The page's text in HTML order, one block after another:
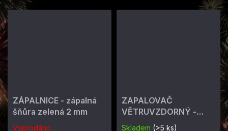
ZÁPALNICE - zápalná
šňůra zelená 2 mm
Vyprodáno
ZAPALOVAČ
VĚTRUVZDORNÝ -
ohňostrojný 4 min
Skladem (>5 ks)